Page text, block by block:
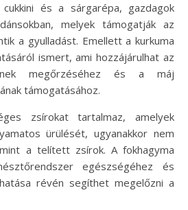
és a sárgarépa, gazdagok
melyek támogatják az
a gyulladást. Emellett a kurkuma
ismert, ami hozzájárulhat az
megőrzéséhez és a máj
támogatásához.
zsírokat tartalmaz, amelyek
ürülését, ugyanakkor nem
a telített zsírok. A fokhagyma
egészségéhez és
révén segíthet megelőzni a